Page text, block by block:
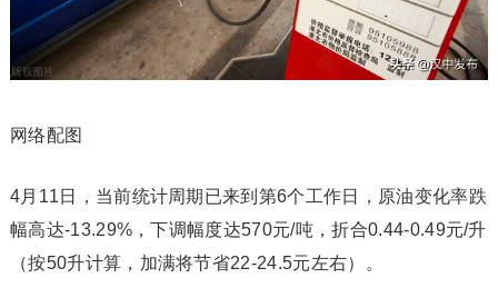
网络配图
4月11日，当前统计周期已来到第6个工作日，原油变化率跌
幅高达-13.29%，下调幅度达570元/吨，折合0.44-0.49元/升
（按50升计算，加满将节省22-24.5元左右）。